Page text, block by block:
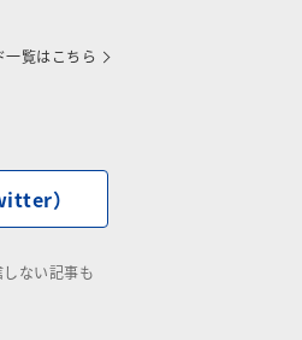
一覧はこちら
）
ない記事も